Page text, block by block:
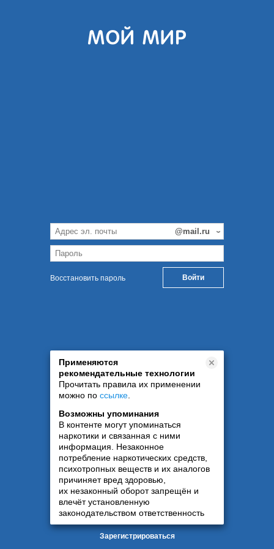
Восстановить пароль
Применяются
рекомендательные технологии
Прочитать правила их применении
можно по ссылке
Возможны упоминания
В контенте могут упоминаться
наркотики и связанная с ними
информация. Незаконное
потребление наркотических средств,
психотропных веществ и их аналогов
причиняет вред здоровью,
их незаконный оборот запрещён и
влечёт установленную
законодательством ответственность
Зарегистрироваться